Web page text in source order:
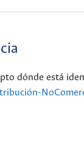
dónde está